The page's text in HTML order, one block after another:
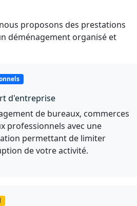
proposons des prestations
déménagement organisé et
d'entreprise
de bureaux, commerces
professionnels avec une
permettant de limiter
de votre activité.